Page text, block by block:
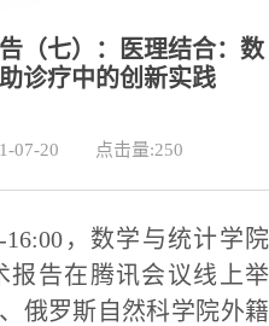
（七）：医理结合：数
诊疗中的创新实践
07-20 点击量:250
6:00，数学与统计学院
报告在腾讯会议线上举
、俄罗斯自然科学院外籍